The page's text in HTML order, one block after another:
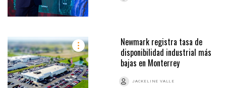
Newmark registra tasa de
disponibilidad industrial más
bajas en Monterrey
JACKELINE VALLE